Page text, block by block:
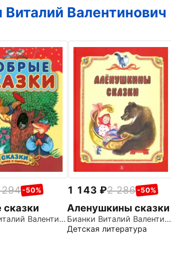
Виталий Валентинович
-50%
Бианки Виталий Валентинович
1 143 2 286 -50%
Аленушкины сказки
Бианки Виталий Валентинович
Детская литература